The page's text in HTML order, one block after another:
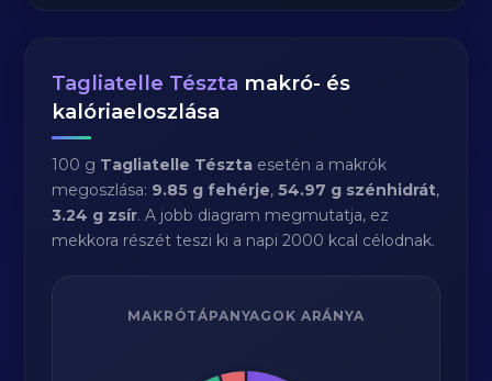
Tagliatelle Tészta makró- és
kalóriaeloszlása
100 g Tagliatelle Tészta esetén a makrók
megoszlása: 9.85 g fehérje,54.97 g szénhidrát,
3.24 g zsír. A jobb diagram megmutatja, ez
mekkora részét teszi ki a napi 2000 kcal célodnak.
MAKRÓTÁPANYAGOK ARÁNYA